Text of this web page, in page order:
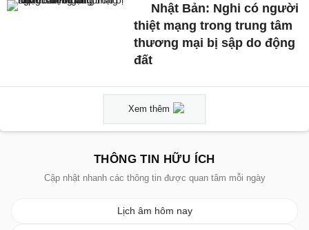
Nhật Bản: Nghi có người
thiệt mạng trong trung tâm
thương mại bị sập do động
đất
Xem thêm
THÔNG TIN HỮU ÍCH
Cập nhật nhanh các thông tin được quan tâm mỗi ngày
Lịch âm hôm nay